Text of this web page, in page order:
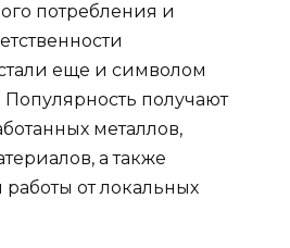
потребления и
еще и символом
Популярность получают
металлов,
а также
от локальных